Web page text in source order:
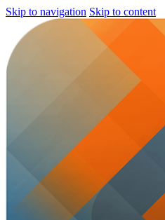
Skip to navigation Skip to content